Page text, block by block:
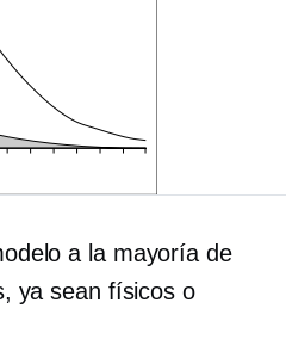
a la mayoría de
ya sean físicos o